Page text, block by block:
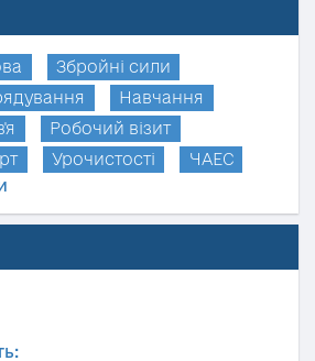
Збройні сили
Навчання
Робочий візит
Урочистості
ЧАЕС